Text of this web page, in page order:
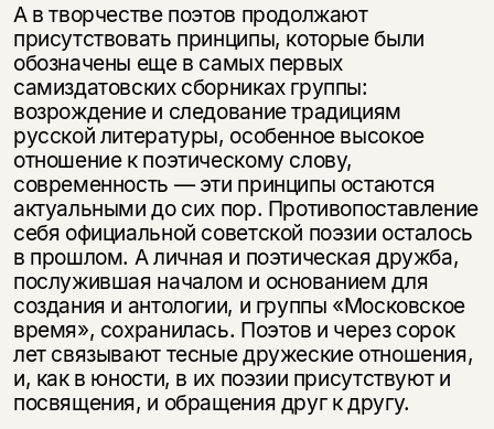
А в творчестве поэтов продолжают
присутствовать принципы, которые были
обозначены еще в самых первых
самиздатовских сборниках группы:
возрождение и следование традициям
русской литературы, особенное высокое
отношение к поэтическому слову,
современность — эти принципы остаются
актуальными до сих пор. Противопоставление
себя официальной советской поэзии осталось
в прошлом. А личная и поэтическая дружба,
послужившая началом и основанием для
создания и антологии, и группы «Московское
время», сохранилась. Поэтов и через сорок
лет связывают тесные дружеские отношения,
и, как в юности, в их поэзии присутствуют и
посвящения, и обращения друг к другу.